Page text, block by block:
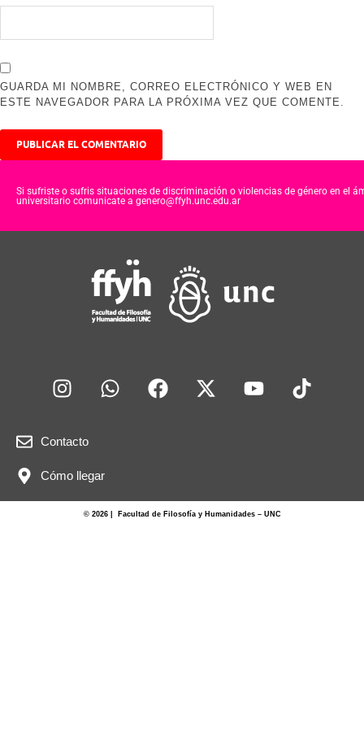
GUARDA MI NOMBRE, CORREO ELECTRÓNICO Y WEB EN
ESTE NAVEGADOR PARA LA PRÓXIMA VEZ QUE COMENTE.
Si sufriste o sufris situaciones de discriminación o violencias de género en el
universitario comunicate a genero@ffyh.unc.edu.ar
Contacto
Cómo llegar
© 2026 | Facultad de Filosofía y Humanidades – UNC